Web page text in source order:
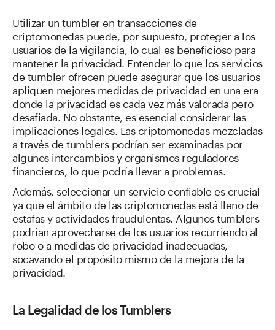
Utilizar un tumbler en transacciones de
criptomonedas puede, por supuesto, proteger a los
usuarios de la vigilancia, lo cual es beneficioso para
mantener la privacidad. Entender lo que los servicios
de tumbler ofrecen puede asegurar que los usuarios
apliquen mejores medidas de privacidad en una era
donde la privacidad es cada vez más valorada pero
desafiada. No obstante, es esencial considerar las
implicaciones legales. Las criptomonedas mezcladas
a través de tumblers podrían ser examinadas por
algunos intercambios y organismos reguladores
financieros, lo que podría llevar a problemas.
Además, seleccionar un servicio confiable es crucial
ya que el ámbito de las criptomonedas está lleno de
estafas y actividades fraudulentas. Algunos tumblers
podrían aprovecharse de los usuarios recurriendo al
robo o a medidas de privacidad inadecuadas,
socavando el propósito mismo de la mejora de la
privacidad.
La Legalidad de los Tumblers